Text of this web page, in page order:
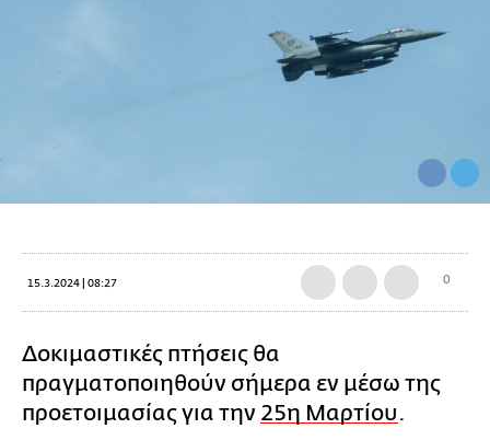
15.3.2024 | 08:27 0
Δοκιμαστικές πτήσεις θα
πραγματοποιηθούν σήμερα εν μέσω της
προετοιμασίας για την 25η Μαρτίου.